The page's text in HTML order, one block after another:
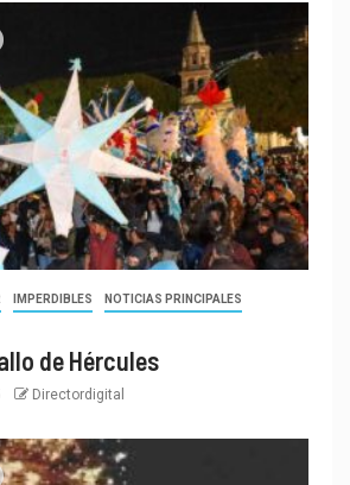
IMPERDIBLES
NOTICIAS PRINCIPALES
de Hércules
Directordigital